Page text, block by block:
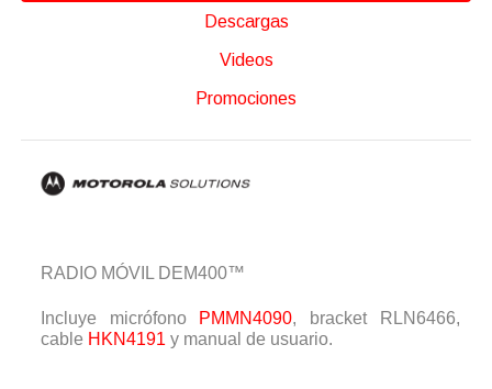
Descargas
Videos
Promociones
RADIO MÓVIL DEM400™
Incluye micrófono PMMN4090, bracket RLN6466,
cable HKN4191 y manual de usuario.